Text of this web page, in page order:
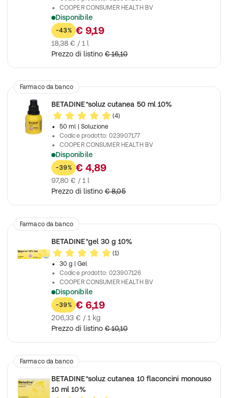
COOPER CONSUMER HEALTH BV
Disponibile
Disinfezione e pulizia della cute lesa
-43% € 9,19
18,38 € / 1 l
Prezzo di listino € 16,10
Farmaco da banco
BETADINE*soluz cutanea 50 ml 10%
(4)
50 ml
| Soluzione
Codice prodotto:023907177
COOPER CONSUMER HEALTH BV
Disponibile
Disinfezione e pulizia della cute lesa (ferite, piaghe)
-39% € 4,89
97,80 € / 1 l
Prezzo di listino € 8,05
Farmaco da banco
BETADINE*gel 30 g 10%
(1)
30 g
| Gel
Codice prodotto:023907126
COOPER CONSUMER HEALTH BV
Disponibile
Disinfezione della cute lesa (ferite, piaghe)
-39% € 6,19
206,33 € / 1 kg
Prezzo di listino € 10,10
Farmaco da banco
BETADINE*soluz cutanea 10 flaconcini monouso
10 ml 10%